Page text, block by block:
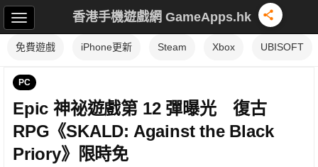
香港手機遊戲網 GameApps.hk
免費遊戲 iPhone更新 Steam Xbox UBISOFT
PC
Epic 神祕遊戲第 12 彈曝光 復古
RPG《SKALD: Against the Black
Priory》限時免